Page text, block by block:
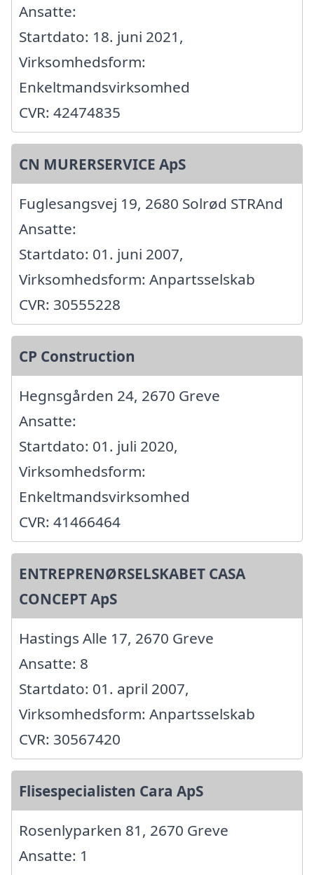
Ansatte:
Startdato: 18. juni 2021,
Virksomhedsform:
Enkeltmandsvirksomhed
CVR: 42474835
CN MURERSERVICE ApS
Fuglesangsvej 19, 2680 Solrød STRAnd
Ansatte:
Startdato: 01. juni 2007,
Virksomhedsform: Anpartsselskab
CVR: 30555228
CP Construction
Hegnsgården 24, 2670 Greve
Ansatte:
Startdato: 01. juli 2020,
Virksomhedsform:
Enkeltmandsvirksomhed
CVR: 41466464
ENTREPRENØRSELSKABET CASA
CONCEPT ApS
Hastings Alle 17, 2670 Greve
Ansatte: 8
Startdato: 01. april 2007,
Virksomhedsform: Anpartsselskab
CVR: 30567420
Flisespecialisten Cara ApS
Rosenlyparken 81, 2670 Greve
Ansatte: 1